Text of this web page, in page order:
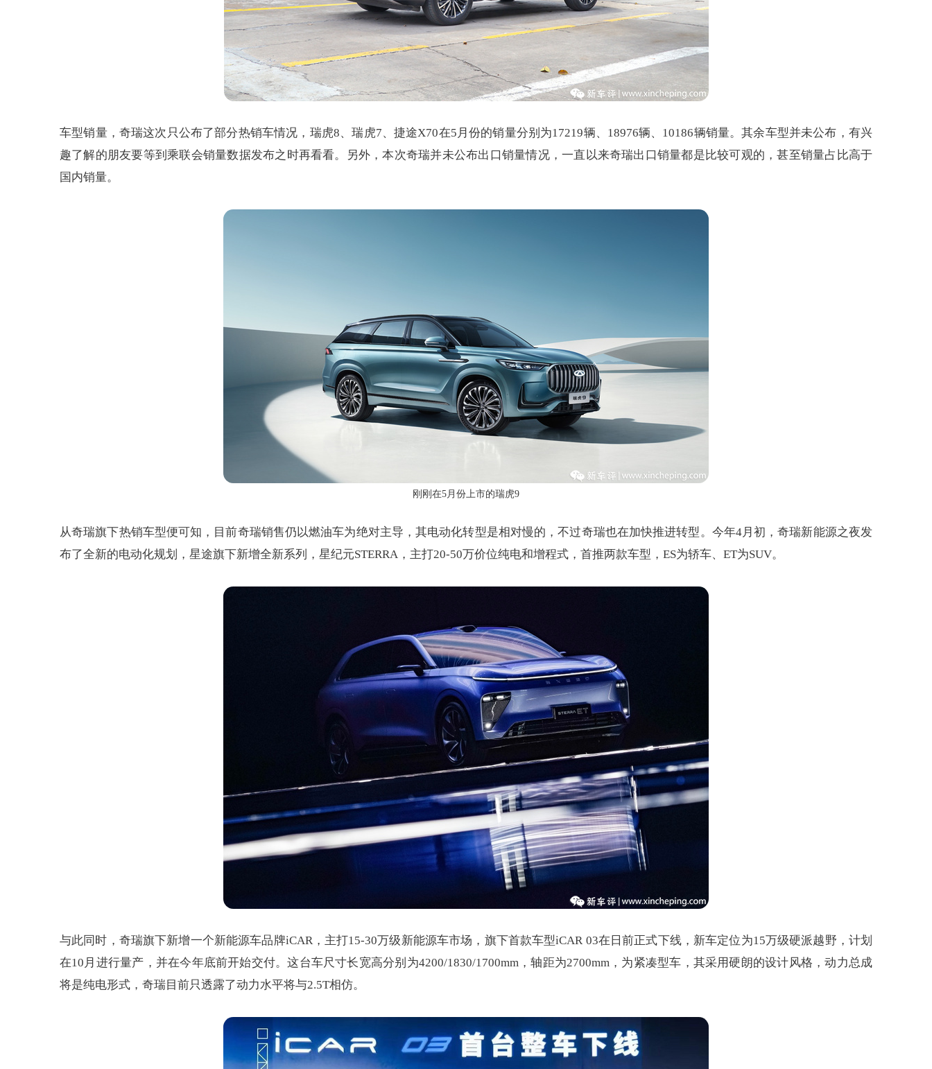
车型销量，奇瑞这次只公布了部分热销车情况，瑞虎8、瑞虎7、捷途X70在5月份的销量分别为17219辆、18976辆、10186辆销量。其余车型并未公布，有兴
趣了解的朋友要等到乘联会销量数据发布之时再看看。另外，本次奇瑞并未公布出口销量情况，一直以来奇瑞出口销量都是比较可观的，甚至销量占比高于
国内销量。
刚刚在5月份上市的瑞虎9
从奇瑞旗下热销车型便可知，目前奇瑞销售仍以燃油车为绝对主导，其电动化转型是相对慢的，不过奇瑞也在加快推进转型。今年4月初，奇瑞新能源之夜发
布了全新的电动化规划，星途旗下新增全新系列，星纪元STERRA，主打20-50万价位纯电和增程式，首推两款车型，ES为轿车、ET为SUV。
与此同时，奇瑞旗下新增一个新能源车品牌iCAR，主打15-30万级新能源车市场，旗下首款车型iCAR 03在日前正式下线，新车定位为15万级硬派越野，计划
在10月进行量产，并在今年底前开始交付。这台车尺寸长宽高分别为4200/1830/1700mm，轴距为2700mm，为紧凑型车，其采用硬朗的设计风格，动力总成
将是纯电形式，奇瑞目前只透露了动力水平将与2.5T相仿。